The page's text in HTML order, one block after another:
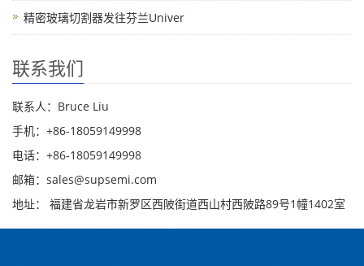
精密玻璃切割器发往芬兰Univer
联系我们
联系人：Bruce Liu
手机：+86-18059149998
电话：+86-18059149998
邮箱：sales@supsemi.com
地址： 福建省龙岩市新罗区西陂街道西山村西陂路89号1幢1402室